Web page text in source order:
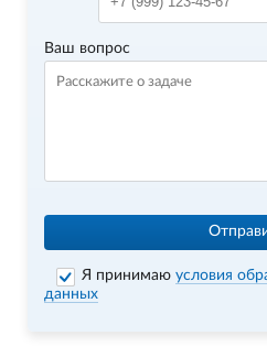
Ваш вопрос
Я принимаюусловия
данных